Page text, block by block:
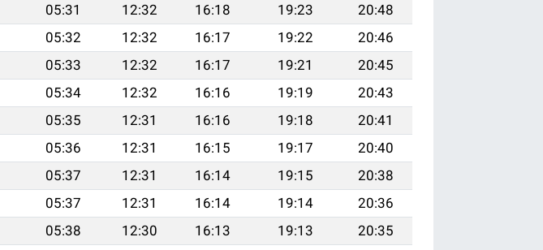
05:31 12:32 16:18 19:23
20:48
05:32 12:32 16:17 19:22
20:46
05:33 12:32 16:17 19:21
20:45
05:34 12:32 16:16 19:19
20:43
05:35 12:31 16:16 19:18
20:41
05:36 12:31 16:15 19:17
20:40
05:37 12:31 16:14 19:15
20:38
05:37 12:31 16:14 19:14
20:36
05:38 12:30 16:13 19:13
20:35